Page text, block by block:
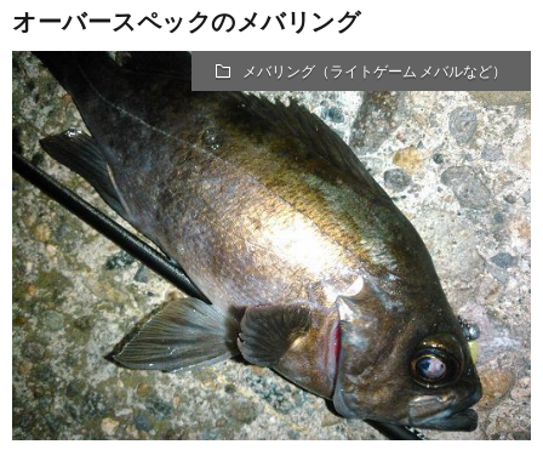
オーバースペックのメバリング
メバリング（ライトゲーム メバルなど）